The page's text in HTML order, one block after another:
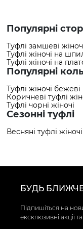
Популярні
Туфлі замшеві
Туфлі жіночі на
Туфлі жіночі на
Популярні
Туфлі жіночі бежеві
Коричневі туфлі
Туфлі чорні жіночі
Сезонні туфлі
Весняні туфлі жіночі
БУДЬ
Підпишіться на
ексклюзивні акції та